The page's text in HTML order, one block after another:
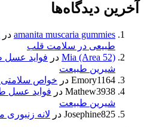
دیدگاه‌ها
amanita muscaria درصنایع
در سلامت قلب
Mia (Areaدرفواید عسل طبیعی
طبیعت
درخواص سلامتی عسل
درفواید عسل طبیعی در
طبیعت
درلانه زنبوری موم